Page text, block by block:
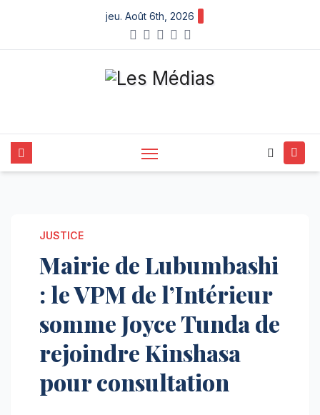
content
jeu. Août 6th, 2026
JUSTICE
Mairie de Lubumbashi
: le VPM de l’Intérieur
somme Joyce Tunda de
rejoindre Kinshasa
pour consultation